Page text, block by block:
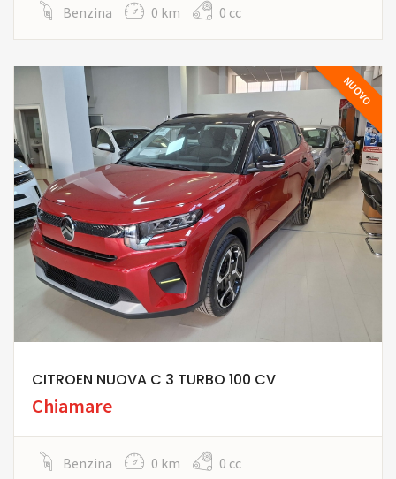
Benzina 0 km 0 cc
NUOVO
CITROEN NUOVA C 3 TURBO 100 CV
Chiamare
Benzina 0 km 0 cc